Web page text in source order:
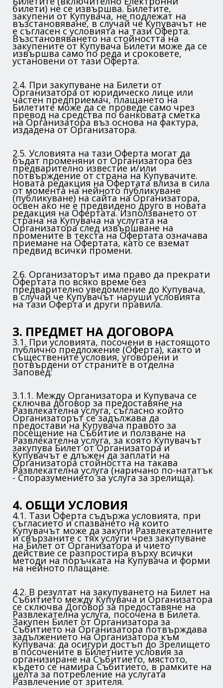
билети) не се извършва. Билетите,
закупени от Купувача, не подлежат на
възстановяване, в случай че Купувачът не
е съгласен с условията на тази Оферта.
Възстановяването на стойността на
закупените от Купувача Билети може да се
извършва само по реда и сроковете,
установени от тази Оферта.
2.4. При закупуване на Билети от
Организатора от юридическо лице или
частен предприемач, плащането на
Билетите може да се проведе само чрез
превод на средства по банковата сметка
на Организатора въз основа на фактура,
издадена от Организатора.
2.5. Условията на тази Оферта могат да
бъдат променяни от Организатора без
предварително известие и/или
потвърждение от страна на Купувачите.
Новата редакция на Офертата влиза в сила
от момента на нейното публикуване
(публикуване) на сайта на Организатора,
освен ако не е предвидено друго в новата
редакция на Офертата. Използването от
страна на Купувача на услугата на
Организатора след извършване на
промените в текста на Офертата означава
приемане на Офертата, като се вземат
предвид всички промени.
2.6. Организаторът има право да прекрати
Офертата по всяко време без
предварително уведомление до Купувача,
в случай че Купувачът наруши условията
на тази Оферта и други правила.
3. ПРЕДМЕТ НА ДОГОВОРА
3.1. При условията, посочени в настоящото
публично предложение (Оферта), както и
съществените условия, уговорени и
потвърдени от страните в отделна
Заповед:
3.1.1. Между Организатора и Купувача се
сключва договор за предоставяне на
Развлекателна услуга, съгласно който
Организаторът се задължава да
предостави на Купувача правото за
посещение на Събитие и ползване на
Развлекателна услуга, за която Купувачът
закупува Билет от Организатора и
Купувачът е длъжен да заплати на
Организатора стойността на такава
Развлекателна услуга (наричано по-нататък
- Споразумението за услуга за зрелища).
4. ОБЩИ УСЛОВИЯ
4.1. Тази Оферта съдържа условията, при
съгласието и спазването на които
Купувачът може да закупи Развлекателните
и свързаните с тях услуги чрез закупуване
на Билет от Организатора и чието
действие се разпростира върху всички
методи на поръчката на Купувача и форми
на нейното плащане.
4.2. В резултат на закупуването на Билет на
Събитието между Купувача и Организатора
се сключва Договор за предоставяне на
Развлекателна услуга, посочена в Билета.
Закупен Билет от Организатора за
Събитието на Организатора потвърждава
задължението на Организатора към
Купувача: да осигури достъп до Зрелището
в посочените в Билетните условия за
организиране на Събитието, мястото,
където се намира Събитието, в рамките на
целта за потребление на услугата
Развлечение от зрителя.